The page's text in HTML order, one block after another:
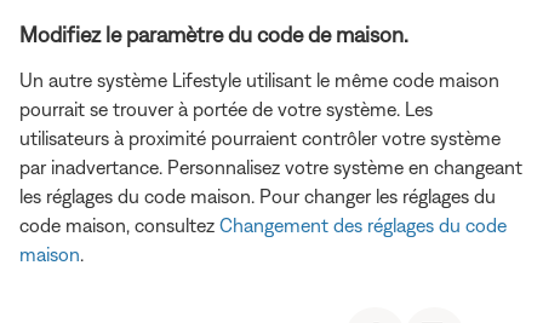
Modifiez le paramètre du code de maison.
Un autre système Lifestyle utilisant le même code maison
pourrait se trouver à portée de votre système. Les
utilisateurs à proximité pourraient contrôler votre système
par inadvertance. Personnalisez votre système en changeant
les réglages du code maison. Pour changer les réglages du
code maison, consultez Changement des réglages du code
maison